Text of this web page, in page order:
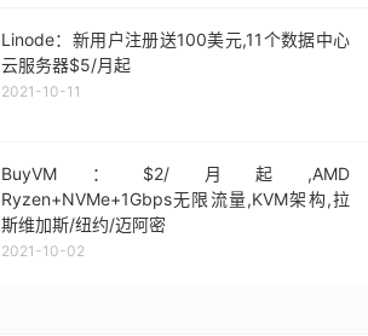
Linode：新用户注册送100美元,11个数据中心
云服务器$5/月起
2021-10-11
BuyVM：$2/月起,AMD
Ryzen+NVMe+1Gbps无限流量,KVM架构,拉
斯维加斯/纽约/迈阿密
2021-10-02